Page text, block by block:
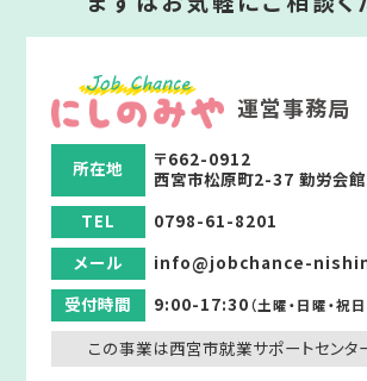
運営事務局
所在地
〒662-0912
西宮市松原町2-37 勤労会
TEL
0798-61-8201
メール
info@jobchance-
受付時間
9:00-17:30（土曜・日曜・祝
この事業は西宮市就業サポートセンタ